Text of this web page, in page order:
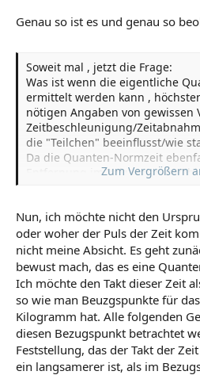
Genau so ist es und genau so
Soweit mal , jetzt die Frage:
Was ist wenn die eigentliche
ermittelt werden kann ,
nötigen Angaben von gewissen
Zeitbeschleunigung/
die "Teilchen" beeinflusst/wie
Da die Quanten-Normzeit
Entfernung im Vakuum zum
weit genug entfernt sein
Normzeit zu nicht zu verändern.
Ausserdem gibt es doch noch
Zeit beeinflussen , wie
Zum Vergrößern
Nun, ich möchte nicht den
oder woher der Puls der Zeit
nicht meine Absicht. Es geht
bewust mach, das es eine
Ich möchte den Takt dieser Zeit
so wie man Beuzgspunkte für
Kilogramm hat. Alle folgenden
diesen Bezugspunkt betrachtet
Feststellung, das der Takt der
ein langsamerer ist, als im